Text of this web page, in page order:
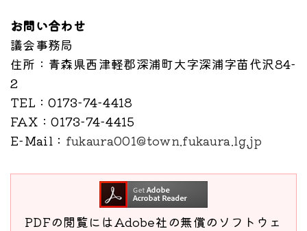
お問い合わせ
議会事務局
住所 ：青森県西津軽郡深浦町大字深浦字苗代沢84-
2
TEL ：0173-74-4418
FAX ：0173-74-4415
E-Mail ： fukaura001@town.fukaura.lg.jp
PDFの閲覧にはAdobe社の無償のソフトウェ